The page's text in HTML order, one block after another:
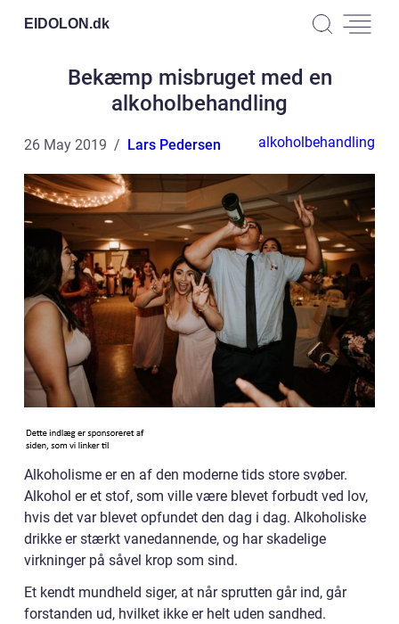
EIDOLON.dk
Bekæmp misbruget med en
alkoholbehandling
26 May 2019 Lars Pedersen alkoholbehandling
Alkoholisme er en af den moderne tids store svøber.
Alkohol er et stof, som ville være blevet forbudt ved lov,
hvis det var blevet opfundet den dag i dag. Alkoholiske
drikke er stærkt vanedannende, og har skadelige
virkninger på såvel krop som sind.
Et kendt mundheld siger, at når sprutten går ind, går
forstanden ud, hvilket ikke er helt uden sandhed.